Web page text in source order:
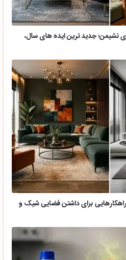
نشیمن؛ جدید ترین ایده های سال،
۲۵ متری؛ راهکارهایی برای داشتن فضایی شیک و